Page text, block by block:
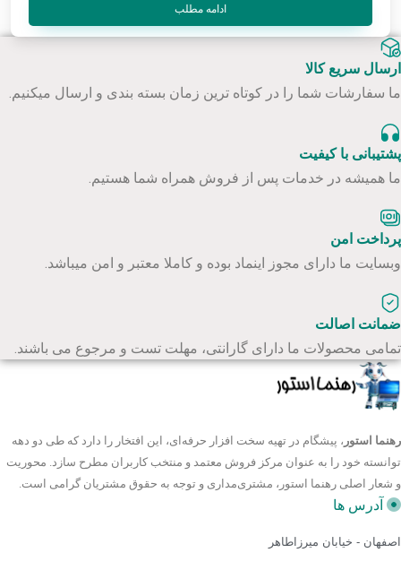
ادامه مطلب
ارسال سریع کالا
ما سفارشات شما را در کوتاه ترین زمان بسته بندی و ارسال میکنیم.
پشتیبانی با کیفیت
ما همیشه در خدمات پس از فروش همراه شما هستیم.
پرداخت امن
وبسایت ما دارای مجوز اینماد بوده و کاملا معتبر و امن میباشد.
ضمانت اصالت
تمامی محصولات ما دارای گارانتی، مهلت تست و مرجوع می باشند.
رهنما استور ، پیشگام در تهیه سخت افزار حرفه‌ای، این افتخار را دارد که طی دو دهه
توانسته خود را به عنوان مرکز فروش معتمد و منتخب کاربران مطرح سازد. محوریت
و شعار اصلی رهنما استور، مشتری‌مداری و توجه به حقوق مشتریان گرامی است.
آدرس ها
اصفهان - خیابان میرزاطاهر